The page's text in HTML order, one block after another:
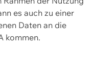
es auch zu einer
Daten an die
kommen.